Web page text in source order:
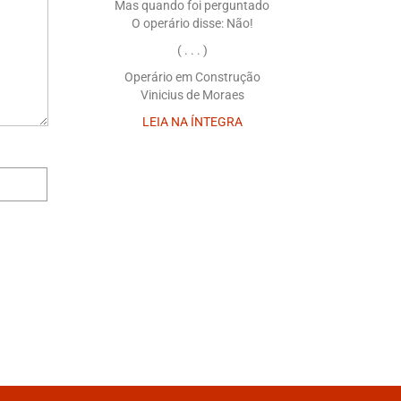
Mas quando foi perguntado
O operário disse: Não!
( . . . )
Operário em Construção
Vinicius de Moraes
LEIA NA ÍNTEGRA